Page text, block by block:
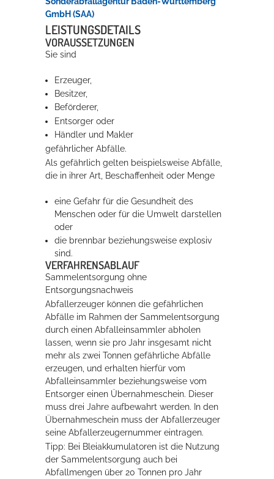
GmbH (SAA)
LEISTUNGSDETAILS
VORAUSSETZUNGEN
Sie sind
Erzeuger,
Besitzer,
Beförderer,
Entsorger oder
Händler und Makler
gefährlicher Abfälle.
Als gefährlich gelten beispielsweise Abfälle,
die in ihrer Art, Beschaffenheit oder Menge
eine Gefahr für die Gesundheit des
Menschen oder für die Umwelt darstellen
oder
die brennbar beziehungsweise explosiv
sind.
VERFAHRENSABLAUF
Sammelentsorgung ohne
Entsorgungsnachweis
Abfallerzeuger können die gefährlichen
Abfälle im Rahmen der Sammelentsorgung
durch einen Abfalleinsammler abholen
lassen, wenn sie pro Jahr insgesamt nicht
mehr als zwei Tonnen gefährliche Abfälle
erzeugen, und erhalten hierfür vom
Abfalleinsammler beziehungsweise vom
Entsorger einen Übernahmeschein. Dieser
muss drei Jahre aufbewahrt werden. In den
Übernahmeschein muss der Abfallerzeuger
seine Abfallerzeugernummer eintragen.
Tipp: Bei Bleiakkumulatoren ist die Nutzung
der Sammelentsorgung auch bei
Abfallmengen über 20 Tonnen pro Jahr